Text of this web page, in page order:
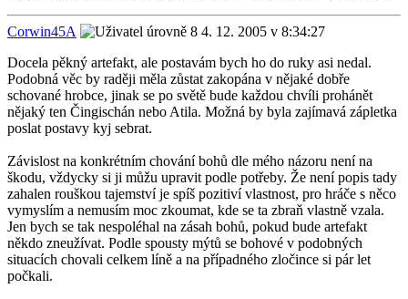
Corwin45A
4. 12. 2005 v 8:34:27
Docela pěkný artefakt, ale postavám bych ho do ruky asi nedal.
Podobná věc by raději měla zůstat zakopána v nějaké dobře
schované hrobce, jinak se po světě bude každou chvíli prohánět
nějaký ten Čingischán nebo Atila. Možná by byla zajímavá zápletka
poslat postavy kyj sebrat.
Závislost na konkrétním chování bohů dle mého názoru není na
škodu, vždycky si ji můžu upravit podle potřeby. Že není popis tady
zahalen rouškou tajemství je spíš pozitiví vlastnost, pro hráče s něco
vymyslím a nemusím moc zkoumat, kde se ta zbraň vlastně vzala.
Jen bych se tak nespoléhal na zásah bohů, pokud bude artefakt
někdo zneužívat. Podle spousty mýtů se bohové v podobných
situacích chovali celkem líně a na případného zločince si pár let
počkali.